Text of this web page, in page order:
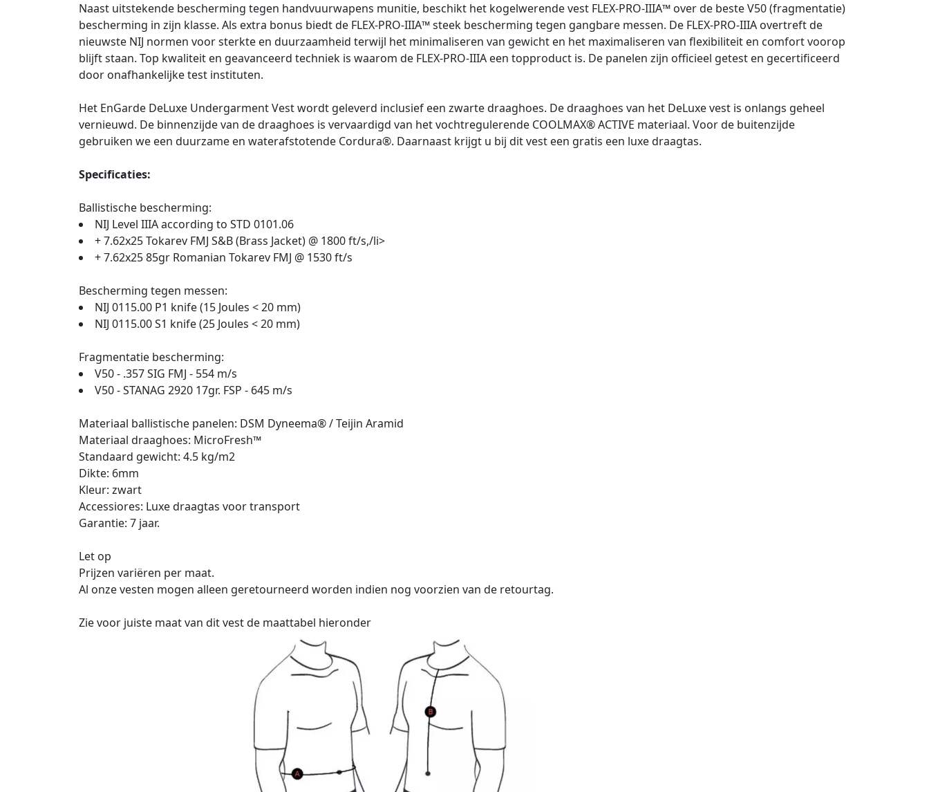
Naast uitstekende bescherming tegen handvuurwapens munitie, beschikt het kogelwerende vest FLEX-PRO-IIIA™ over de beste V50 (fragmentatie)
bescherming in zijn klasse. Als extra bonus biedt de FLEX-PRO-IIIA™ steek bescherming tegen gangbare messen. De FLEX-PRO-IIIA overtreft de
nieuwste NIJ normen voor sterkte en duurzaamheid terwijl het minimaliseren van gewicht en het maximaliseren van flexibiliteit en comfort voorop
blijft staan. Top kwaliteit en geavanceerd techniek is waarom de FLEX-PRO-IIIA een topproduct is. De panelen zijn officieel getest en gecertificeerd
door onafhankelijke test instituten.
Het EnGarde DeLuxe Undergarment Vest wordt geleverd inclusief een zwarte draaghoes. De draaghoes van het DeLuxe vest is onlangs geheel
vernieuwd. De binnenzijde van de draaghoes is vervaardigd van het vochtregulerende COOLMAX® ACTIVE materiaal. Voor de buitenzijde
gebruiken we een duurzame en waterafstotende Cordura®. Daarnaast krijgt u bij dit vest een gratis een luxe draagtas.
Specificaties:
Ballistische bescherming:
NIJ Level IIIA according to STD 0101.06
+ 7.62x25 Tokarev FMJ S&B (Brass Jacket) @ 1800 ft/s,/li>
+ 7.62x25 85gr Romanian Tokarev FMJ @ 1530 ft/s
Bescherming tegen messen:
NIJ 0115.00 P1 knife (15 Joules < 20 mm)
NIJ 0115.00 S1 knife (25 Joules < 20 mm)
Fragmentatie bescherming:
V50 - .357 SIG FMJ - 554 m/s
V50 - STANAG 2920 17gr. FSP - 645 m/s
Materiaal ballistische panelen: DSM Dyneema® / Teijin Aramid
Materiaal draaghoes: MicroFresh™
Standaard gewicht: 4.5 kg/m2
Dikte: 6mm
Kleur: zwart
Accessiores: Luxe draagtas voor transport
Garantie: 7 jaar.
Let op
Prijzen variëren per maat.
Al onze vesten mogen alleen geretourneerd worden indien nog voorzien van de retourtag.
Zie voor juiste maat van dit vest de maattabel hieronder